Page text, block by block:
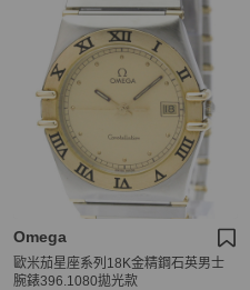
Omega
歐米茄星座系列18K金精鋼石英男士
腕錶396.1080拋光款